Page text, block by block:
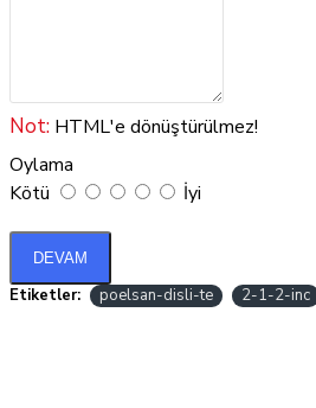
Not: HTML'e dönüştürülmez!
Oylama
Kötü
İyi
DEVAM
Etiketler: poelsan-disli-te 2-1-2-inc